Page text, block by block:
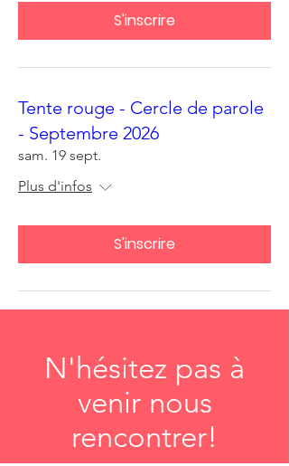
S'inscrire
Tente rouge - Cercle de parole
- Septembre 2026
sam. 19 sept.
Plus d'infos
S'inscrire
N'hésitez pas à
venir nous
rencontrer!